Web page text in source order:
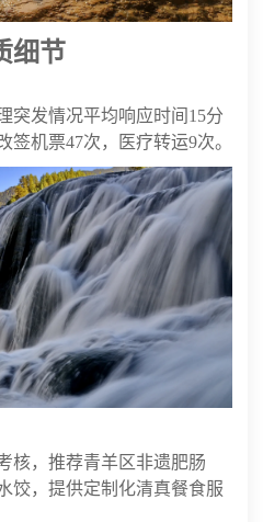
细节
突发情况平均响应时间15分
签机票47次，医疗转运9次。
核，推荐青羊区非遗肥肠
饺，提供定制化清真餐食服